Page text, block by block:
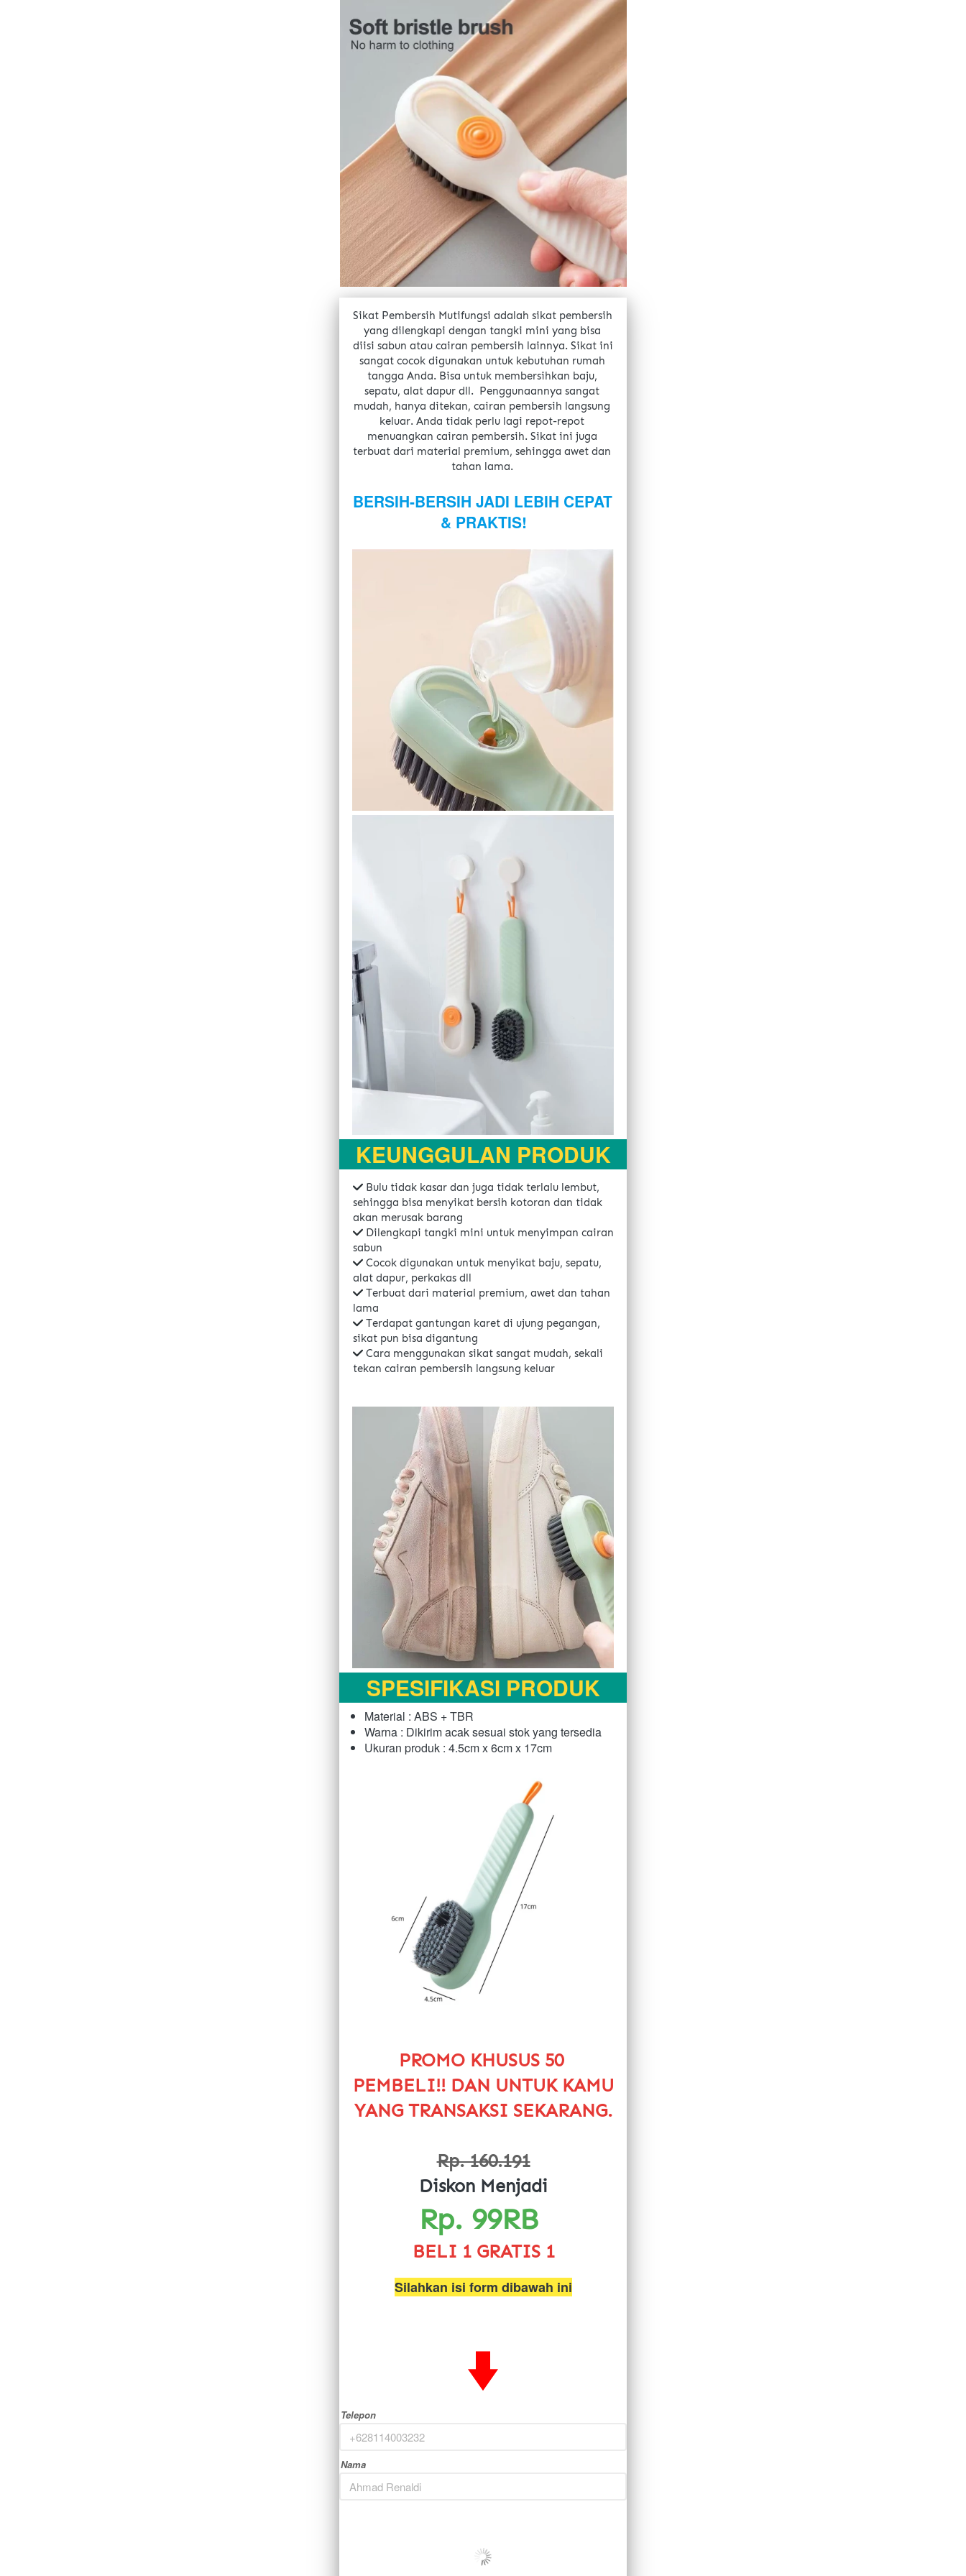
Sikat Pembersih Mutifungsi adalah sikat pembersih
yang dilengkapi dengan tangki mini yang bisa
diisi sabun atau cairan pembersih lainnya. Sikat ini
sangat cocok digunakan untuk kebutuhan rumah
tangga Anda. Bisa untuk membersihkan baju,
sepatu, alat dapur dll. Penggunaannya sangat
mudah, hanya ditekan, cairan pembersih langsung
keluar. Anda tidak perlu lagi repot-repot
menuangkan cairan pembersih. Sikat ini juga
terbuat dari material premium, sehingga awet dan
tahan lama.
BERSIH-BERSIH JADI LEBIH CEPAT
& PRAKTIS!
KEUNGGULAN PRODUK
Bulu tidak kasar dan juga tidak terlalu lembut,
sehingga bisa menyikat bersih kotoran dan tidak
akan merusak barang
Dilengkapi tangki mini untuk menyimpan cairan
sabun
Cocok digunakan untuk menyikat baju, sepatu,
alat dapur, perkakas dll
Terbuat dari material premium, awet dan tahan
lama
Terdapat gantungan karet di ujung pegangan,
sikat pun bisa digantung
Cara menggunakan sikat sangat mudah, sekali
tekan cairan pembersih langsung keluar
SPESIFIKASI PRODUK
Material : ABS + TBR
Warna : Dikirim acak sesuai stok yang tersedia
Ukuran produk : 4.5cm x 6cm x 17cm
PROMO KHUSUS 50
PEMBELI!! DAN UNTUK KAMU
YANG TRANSAKSI SEKARANG.
Rp. 160.191
Diskon Menjadi
Rp. 99RB
BELI 1 GRATIS 1
Silahkan isi form dibawah ini
Telepon
Nama